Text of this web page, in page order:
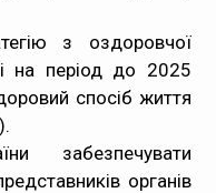
з оздоровчої
на період до 2025
спосіб життя
забезпечувати
органів